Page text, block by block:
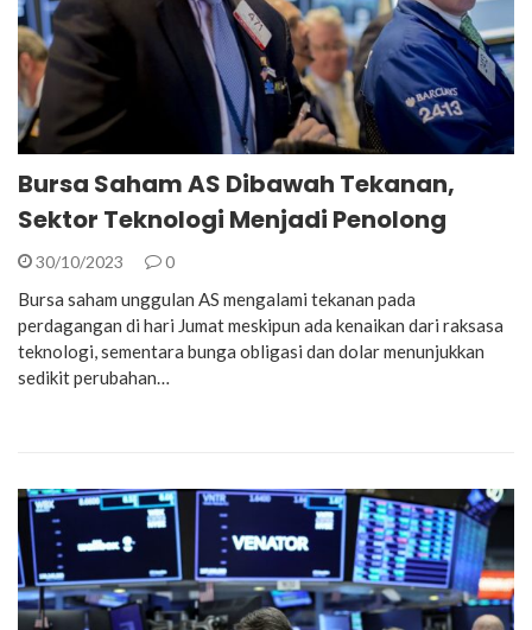
Bursa Saham AS Dibawah Tekanan,
Sektor Teknologi Menjadi Penolong
30/10/2023 0
Bursa saham unggulan AS mengalami tekanan pada
perdagangan di hari Jumat meskipun ada kenaikan dari raksasa
teknologi, sementara bunga obligasi dan dolar menunjukkan
sedikit perubahan…